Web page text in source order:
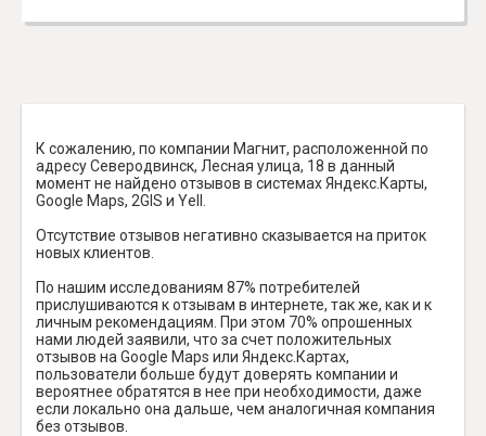
К сожалению, по компании Магнит, расположенной по
адресу Северодвинск, Лесная улица, 18 в данный
момент не найдено отзывов в системах Яндекс.Карты,
Google Maps, 2GIS и Yell.
Отсутствие отзывов негативно сказывается на приток
новых клиентов.
По нашим исследованиям 87% потребителей
прислушиваются к отзывам в интернете, так же, как и к
личным рекомендациям. При этом 70% опрошенных
нами людей заявили, что за счет положительных
отзывов на Google Maps или Яндекс.Картах,
пользователи больше будут доверять компании и
вероятнее обратятся в нее при необходимости, даже
если локально она дальше, чем аналогичная компания
без отзывов.